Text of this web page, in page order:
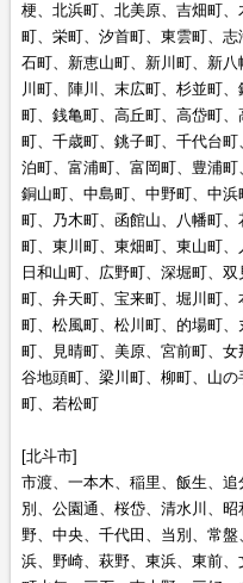
梗、北浜町、北美原、吉畑町
町、栄町、汐首町、東雲町、
石町、新恵山町、新川町、新
川町、陣川、末広町、杉並町
町、銭亀町、高丘町、高岱町
町、千歳町、銚子町、千代台町
泊町、富浦町、富岡町、豊浦町
銅山町、中島町、中野町、中
町、乃木町、函館山、八幡町
町、東川町、東畑町、東山町、
日和山町、広野町、深堀町、
町、弁天町、宝来町、堀川町
町、松風町、松川町、的場町
町、見晴町、美原、宮前町、女
谷地頭町、梁川町、柳町、山
町、若松町
[北斗市]
市渡、一本木、稲里、飯生、
別、公園通、桜岱、清水川、
野、中央、千代田、当別、常
浜、野崎、萩野、東浜、東前